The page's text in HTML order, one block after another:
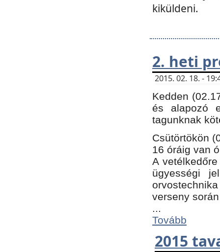
kiküldeni.
2. heti
2015. 02. 18. -
Kedden
és alapozó
tagunknak
Csütörtökön
16 óráig van
A
ügyességi
verseny
...
Tovább
2015